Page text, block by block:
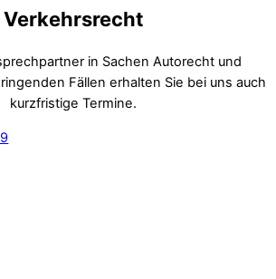
Verkehrsrecht
in Sachen Autorecht und
Fällen erhalten Sie bei uns auch
kurzfristige Termine.